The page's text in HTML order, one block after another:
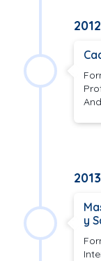
2012
2013
y